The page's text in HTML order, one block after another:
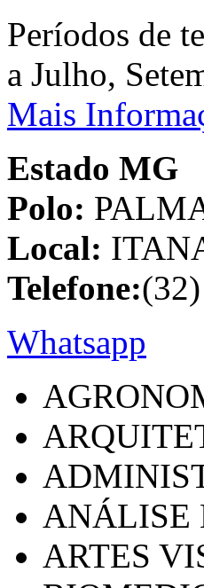
Períodos de
a Julho,
Mais
Estado MG
Polo:
Local:
Telefone:
Whatsapp
ANÁLISE
ARTES